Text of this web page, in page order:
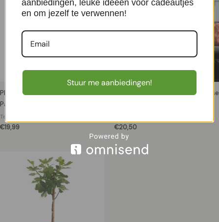
Pluimhortensia wit (Hydrangea
Paniculata) P 23 cm
Terrasplanten
€19,99
Chamaerops Humilis – Europese
€20,50
aanbiedingen, leuke ideeën voor cadeautjes
en om jezelf te verwennen!
Stuur me aanbiedingen!